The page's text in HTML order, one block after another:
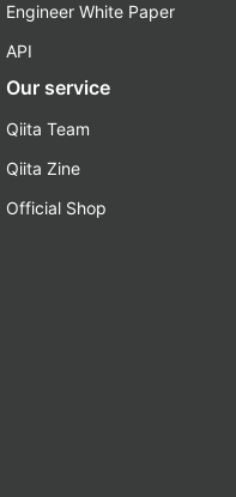
Engineer White Paper
API
Our service
Qiita Team
Qiita Zine
Official Shop